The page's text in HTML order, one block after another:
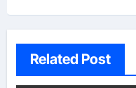
Related Post